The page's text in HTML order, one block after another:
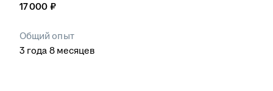
17 000 ₽
Общий опыт
3 года 8 месяцев